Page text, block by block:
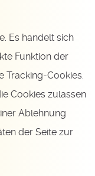
Es handelt sich
Funktion der
Tracking-Cookies.
Cookies zulassen
Ablehnung
der Seite zur